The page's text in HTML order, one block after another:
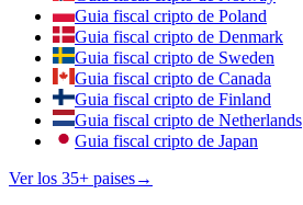
Guia fiscal cripto de Poland
Guia fiscal cripto de Denmark
Guia fiscal cripto de Sweden
Guia fiscal cripto de Canada
Guia fiscal cripto de Finland
Guia fiscal cripto de Netherlands
Guia fiscal cripto de Japan
Ver los 35+ paises→